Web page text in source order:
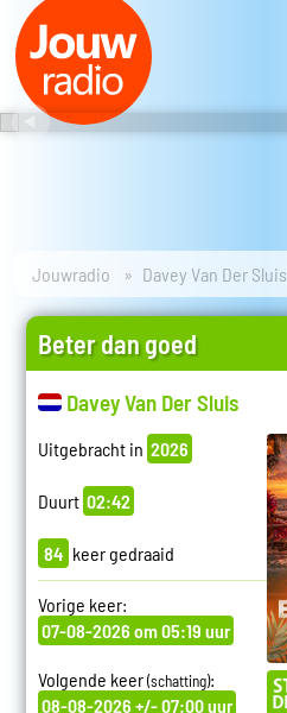
Jouwradio Davey Van Der Sluis
Beter dan goed
Davey Van Der Sluis
Uitgebracht in 2026
Duurt 02:42
84 keer gedraaid
Vorige keer:
07-08-2026 om 05:19 uur
Volgende keer(schatting):
08-08-2026 +/- 07:00 uur